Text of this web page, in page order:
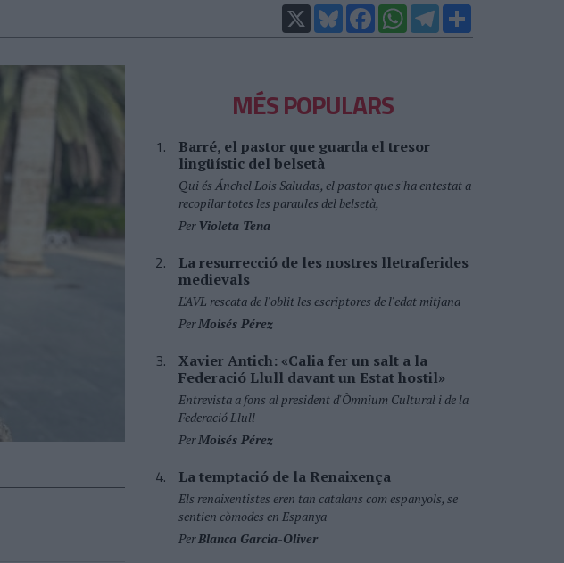
X BlueskyFacebookWhatsAppTelegram
MÉS POPULARS
Barré, el pastor que guarda el tresor
lingüístic del belsetà
Qui és Ánchel Lois Saludas, el pastor que s'ha entestat a
recopilar totes les paraules del belsetà,
PerVioleta Tena
La resurrecció de les nostres lletraferides
medievals
L'AVL rescata de l'oblit les escriptores de l'edat mitjana
PerMoisés Pérez
Xavier Antich: «Calia fer un salt a la
Federació Llull davant un Estat hostil»
Entrevista a fons al president d'Òmnium Cultural i de la
Federació Llull
PerMoisés Pérez
La temptació de la Renaixença
Els renaixentistes eren tan catalans com espanyols, se
sentien còmodes en Espanya
PerBlanca Garcia-Oliver